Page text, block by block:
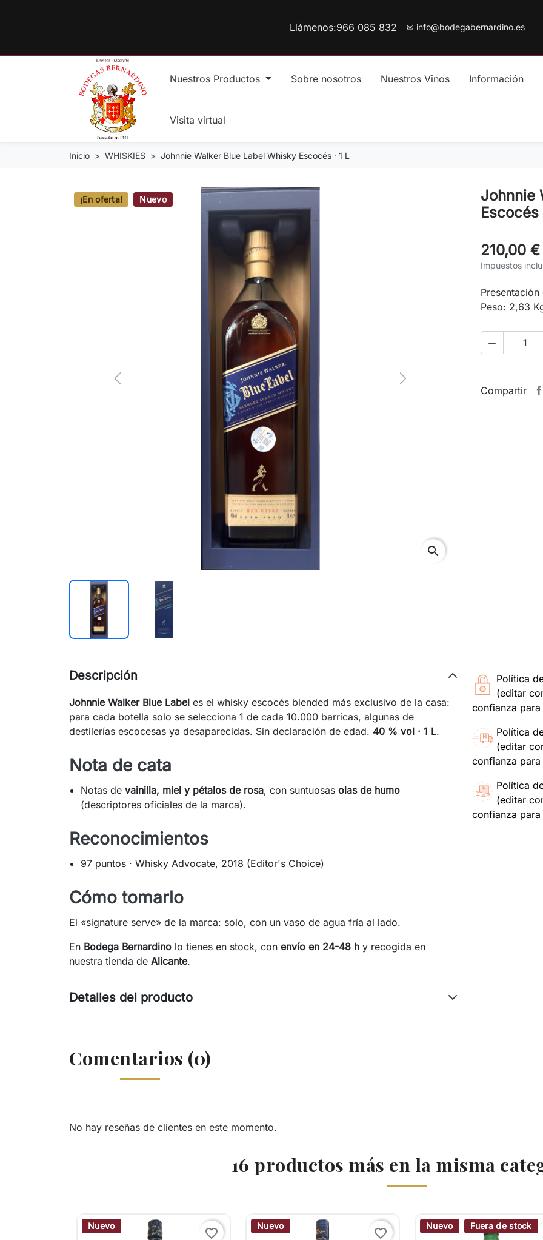
Llámenos:966 085 832 ✉ info@bodegabernardino.es
Nuestros Productos Sobre nosotros Nuestros Vinos Información
Visita virtual
Inicio WHISKIES Johnnie Walker Blue Label Whisky Escocés · 1 L
¡En oferta! Nuevo
Previous Next
search
Johnnie
Escocés
210,00 €
Impuestos
Peso: 2,63

Compartir
Política
(editar
confianza
Política
(editar
confianza
Política
(editar
confianza
Descripción
Johnnie Walker Blue Label es el whisky escocés blended más exclusivo de la casa:
para cada botella solo se selecciona 1 de cada 10.000 barricas, algunas de
destilerías escocesas ya desaparecidas. Sin declaración de edad. 40 % vol · 1 L.
Nota de cata
Notas devainilla, miel y pétalos de rosa, con suntuosasolas de humo
(descriptores oficiales de la marca).
Reconocimientos
97 puntos · Whisky Advocate, 2018 (Editor's Choice)
Cómo tomarlo
El «signature serve» de la marca: solo, con un vaso de agua fría al lado.
En Bodega Bernardino lo tienes en stock, con envío en 24-48 h y recogida en
nuestra tienda de Alicante.
Detalles del producto
Comentarios (0)
No hay reseñas de clientes en este momento.
16 productos más en la misma
Nuevo
favorite_border
Nuevo
favorite_border
Nuevo Fuera de stock